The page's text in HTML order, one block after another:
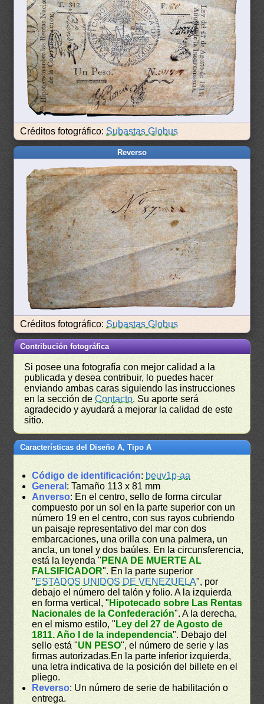
Créditos fotográfico: Subastas Globus
Reverso
Créditos fotográfico: Subastas Globus
Contribución fotográfica
Si posee una fotografía con mejor calidad a la
publicada y desea contribuir, lo puedes hacer
enviando ambas caras siguiendo las instrucciones
en la sección deContacto. Su aporte será
agradecido y ayudará a mejorar la calidad de este
sitio.
Características del Diseño A, Tipo A
Código de identificación: beuv1p-aa
General : Tamaño 113 x 81 mm
Anverso: En el centro, sello de forma circular
compuesto por un sol en la parte superior con un
número 19 en el centro, con sus rayos cubriendo
un paisaje representativo del mar con dos
embarcaciones, una orilla con una palmera, un
ancla, un tonel y dos baúles. En la circunsferencia,
está la leyenda " PENA DE MUERTE AL
FALSIFICADOR". En la parte superior
"ESTADOS UNIDOS DE VENEZUELA", por
debajo el número del talón y folio. A la izquierda
en forma vertical, " Hipotecado sobre Las Rentas
Nacionales de la Confederación". A la derecha,
en el mismo estilo, " Ley del 27 de Agosto de
1811. Año I de la independencia". Debajo del
sello está "UN PESO", el número de serie y las
firmas autorizadas.En la parte inferior izquierda,
una letra indicativa de la posición del billete en el
pliego.
Reverso: Un número de serie de habilitación o
entrega.